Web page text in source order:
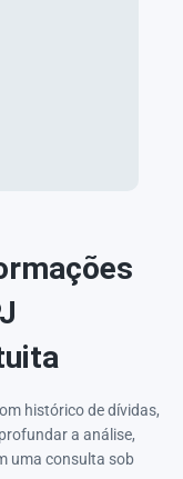
histórico de dívidas,
a análise,
uma consulta sob